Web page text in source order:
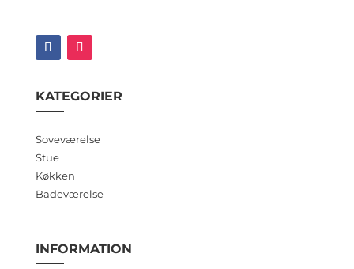
KATEGORIER
Soveværelse
Stue
Køkken
Badeværelse
INFORMATION